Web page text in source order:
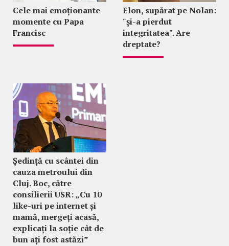
Cele mai emoționante
momente cu Papa
Francisc
Elon, supărat pe Nolan:
"şi-a pierdut
integritatea". Are
dreptate?
Ședință cu scântei din
cauza metroului din
Cluj. Boc, către
consilierii USR: „Cu 10
like-uri pe internet și
mamă, mergeți acasă,
explicați la soție cât de
bun ați fost astăzi”